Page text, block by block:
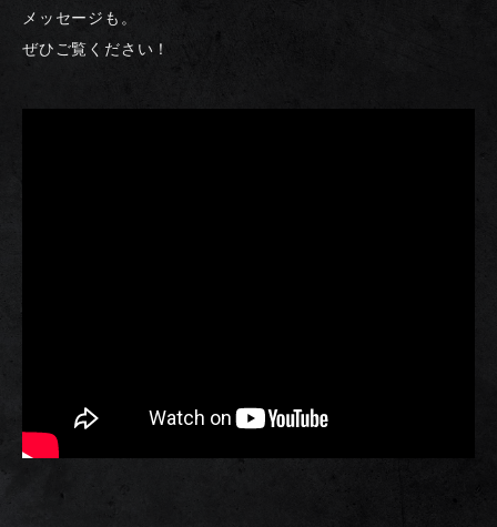
メッセージも。
ぜひご覧ください！